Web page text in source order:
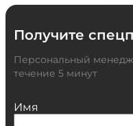
Получите
Персональный
течение 5 минут
Имя